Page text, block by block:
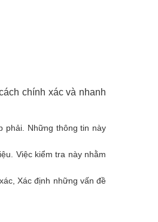
chính xác và nhanh
phải. Những thông tin này
Việc kiểm tra này nhằm
Xác định những vấn đề